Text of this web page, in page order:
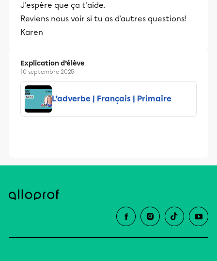
J'espère que ça t'aide.
Reviens nous voir si tu as d'autres questions!
Karen
Explication d’élève
10 septembre 2025
L’adverbe | Français | Primaire